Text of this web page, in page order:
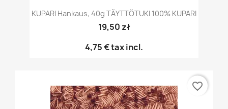
KUPARI Hankaus, 40g TÄYTTÖTUKI 100% KUPARI
19,50 zł
4,75 €tax incl.
favorite_border